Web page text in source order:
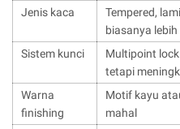
Jenis kaca
Tempered,
biasanya
Sistem kunci
Multipoint
tetapi
Warna
finishing
Motif kayu
mahal